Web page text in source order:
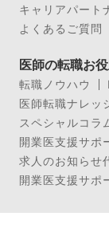
キャリアパート
よくあるご質問
医師の転職お
転職ノウハウ
医師転職ナレッ
スペシャルコラ
開業医支援サポ
求人のお知らせ
開業医支援サポ